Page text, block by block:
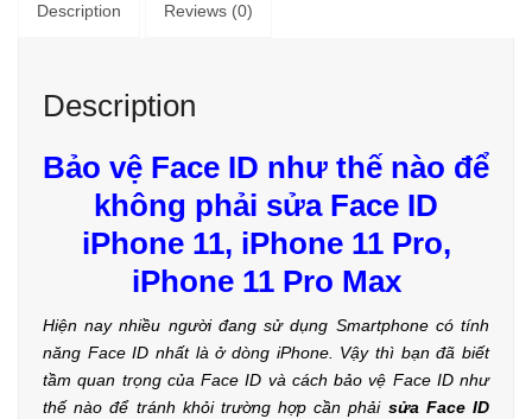
Description Reviews (0)
Description
Bảo vệ Face ID như thế nào để
không phải sửa Face ID
iPhone 11, iPhone 11 Pro,
iPhone 11 Pro Max
Hiện nay nhiều người đang sử dụng Smartphone có tính
năng Face ID nhất là ở dòng iPhone. Vậy thì bạn đã biết
tầm quan trọng của Face ID và cách bảo vệ Face ID như
thế nào để tránh khỏi trường hợp cần phải sửa Face ID